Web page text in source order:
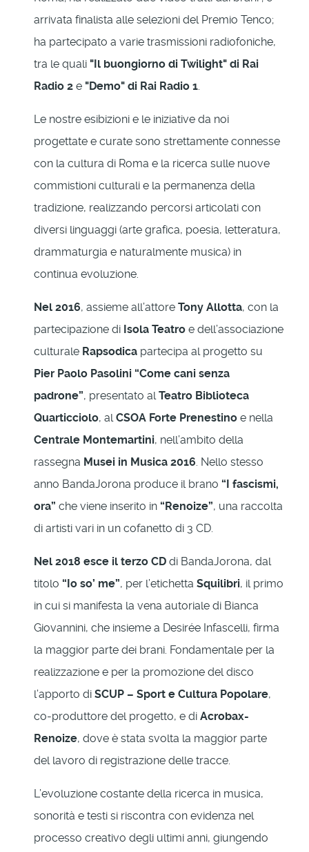
arrivata finalista alle selezioni del Premio Tenco;
ha partecipato a varie trasmissioni radiofoniche,
tra le quali "Il buongiorno di Twilight" di Rai
Radio 2 e "Demo" di Rai Radio 1.
Le nostre esibizioni e le iniziative da noi
progettate e curate sono strettamente connesse
con la cultura di Roma e la ricerca sulle nuove
commistioni culturali e la permanenza della
tradizione, realizzando percorsi articolati con
diversi linguaggi (arte grafica, poesia, letteratura,
drammaturgia e naturalmente musica) in
continua evoluzione.
Nel 2016, assieme all’attore Tony Allotta, con la
partecipazione di Isola Teatro e dell’associazione
culturale Rapsodica partecipa al progetto su
Pier Paolo Pasolini “Come cani senza
padrone”, presentato alTeatro Biblioteca
Quarticciolo, alCSOA Forte Prenestino e nella
Centrale Montemartini, nell’ambito della
rassegna Musei in Musica 2016. Nello stesso
anno BandaJorona produce il brano “I fascismi,
ora” che viene inserito in “Renoize”, una raccolta
di artisti vari in un cofanetto di 3 CD.
Nel 2018 esce il terzo CD di BandaJorona, dal
titolo “Io so’ me”, per l’etichetta Squilibri, il primo
in cui si manifesta la vena autoriale di Bianca
Giovannini, che insieme a Desirée Infascelli, firma
la maggior parte dei brani. Fondamentale per la
realizzazione e per la promozione del disco
l’apporto di SCUP – Sport e Cultura Popolare,
co-produttore del progetto, e di Acrobax-
Renoize, dove è stata svolta la maggior parte
del lavoro di registrazione delle tracce.
L’evoluzione costante della ricerca in musica,
sonorità e testi si riscontra con evidenza nel
processo creativo degli ultimi anni, giungendo